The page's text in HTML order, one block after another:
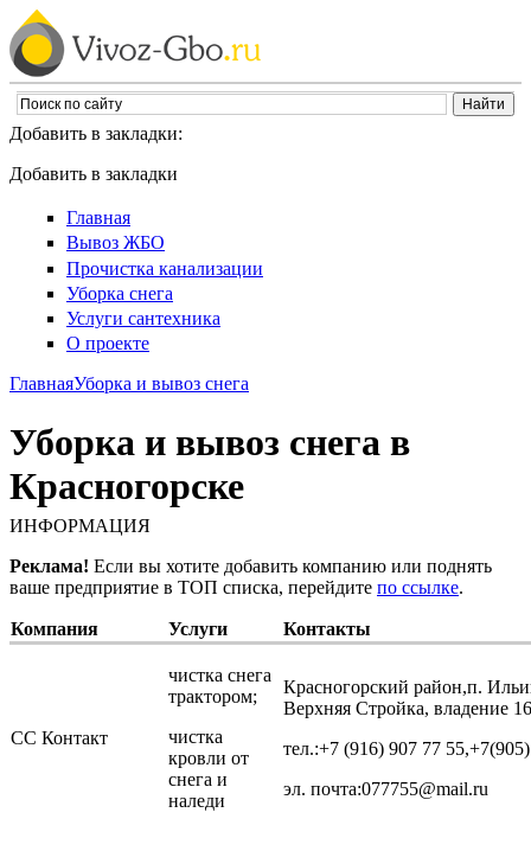
Добавить в закладки:
Добавить в закладки
Главная
Вывоз ЖБО
Прочистка канализации
Уборка снега
Услуги сантехника
О проекте
ГлавнаяУборка и вывоз снега
Уборка и вывоз снега в
Красногорске
ИНФОРМАЦИЯ
Реклама! Если вы хотите добавить компанию или поднять
ваше предприятие в ТОП списка, перейдите по ссылке.
Компания Услуги Контакты
СС Контакт
чистка снега
трактором;
чистка
кровли от
снега и
наледи
Красногорский район,п.
Верхняя Стройка, владение
тел.:+7 (916) 907 77
эл. почта:077755@mail.ru